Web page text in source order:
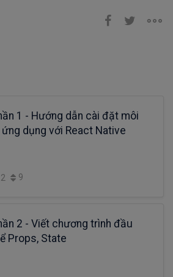
1 - Hướng dẫn cài đặt môi
dụng với React Native
2 9
2 - Viết chương trình đầu
Props, State